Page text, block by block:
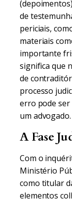
de
periciais,
materiais
importante
significa que
de
processo
erro pode ser
um advogado.
A Fase
Com o
Ministério
como titular
elementos